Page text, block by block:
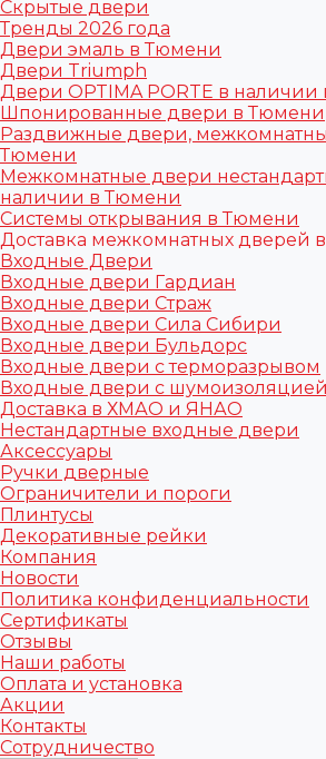
Скрытые двери
Тренды 2026 года
Двери эмаль в Тюмени
Двери Triumph
Двери OPTIMA PORTE в
Шпонированные двери в Тюмени
Раздвижные двери,
Тюмени
Межкомнатные двери
наличии в Тюмени
Системы открывания в Тюмени
Доставка межкомнатных
Входные Двери
Входные двери Гардиан
Входные двери Страж
Входные двери Сила Сибири
Входные двери Бульдорс
Входные двери с терморазрывом
Входные двери с шумоизоляцией
Доставка в ХМАО и ЯНАО
Нестандартные входные двери
Аксессуары
Ручки дверные
Ограничители и пороги
Плинтусы
Декоративные рейки
Компания
Новости
Политика конфиденциальности
Сертификаты
Отзывы
Наши работы
Оплата и установка
Акции
Контакты
Сотрудничество